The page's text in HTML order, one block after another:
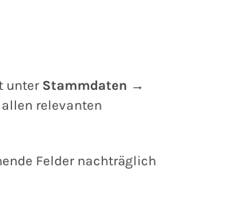
unter Stammdaten →
relevanten
Felder nachträglich